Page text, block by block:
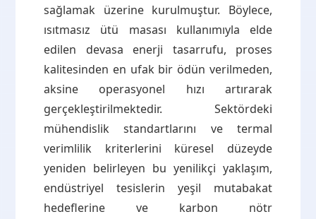
sağlamak üzerine kurulmuştur. Böylece,
ısıtmasız ütü masası kullanımıyla elde
edilen devasa enerji tasarrufu, proses
kalitesinden en ufak bir ödün verilmeden,
aksine operasyonel hızı artırarak
gerçekleştirilmektedir. Sektördeki
mühendislik standartlarını ve termal
verimlilik kriterlerini küresel düzeyde
yeniden belirleyen bu yenilikçi yaklaşım,
endüstriyel tesislerin yeşil mutabakat
hedeflerine ve karbon nötr